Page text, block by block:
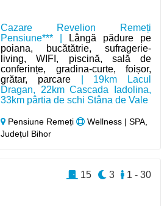
Cazare Revelion Remeți
Pensiune*** |
Lângă pădure pe
poiana, bucătătrie, sufragerie-
living, WIFI, piscină, sală de
conferințe, gradina-curte, foișor,
grătar, parcare| 19km Lacul
Dragan, 22km Cascada Iadolina,
33km pârtia de schi Stâna de Vale
Pensiune Remeți
Wellness | SPA,
Județul Bihor
1 - 30
3
15